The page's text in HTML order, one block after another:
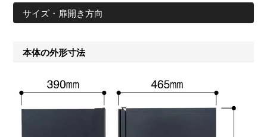
サイズ・扉開き方向
本体の外形寸法